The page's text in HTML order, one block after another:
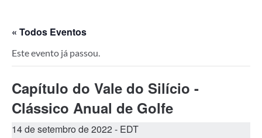
« Todos Eventos
Este evento já passou.
Capítulo do Vale do Silício -
Clássico Anual de Golfe
14 de setembro de 2022 - EDT